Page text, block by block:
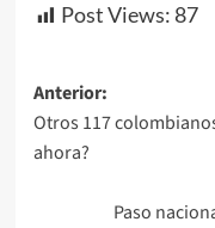
Post Views: 87
Navegación
de
entradas
Anterior:
Otros 117
ahora?
Paso